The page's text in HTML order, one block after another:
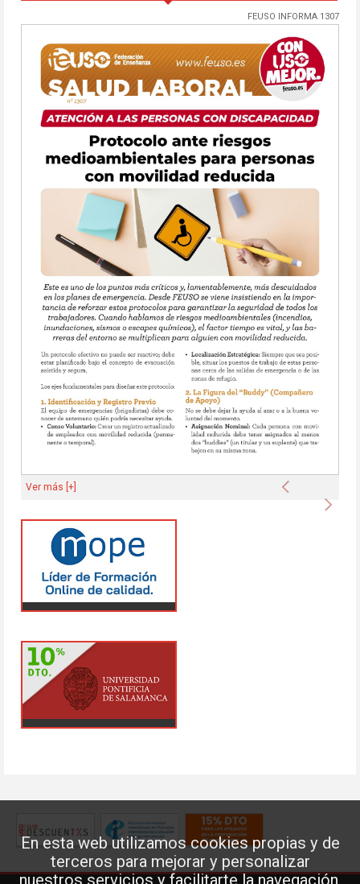
En esta web utilizamos cookies propias y de
terceros para mejorar y personalizar
nuestros servicios y facilitarte la navegación.
FEUSO INFORMA 1307
Anterior
Ver más [+]